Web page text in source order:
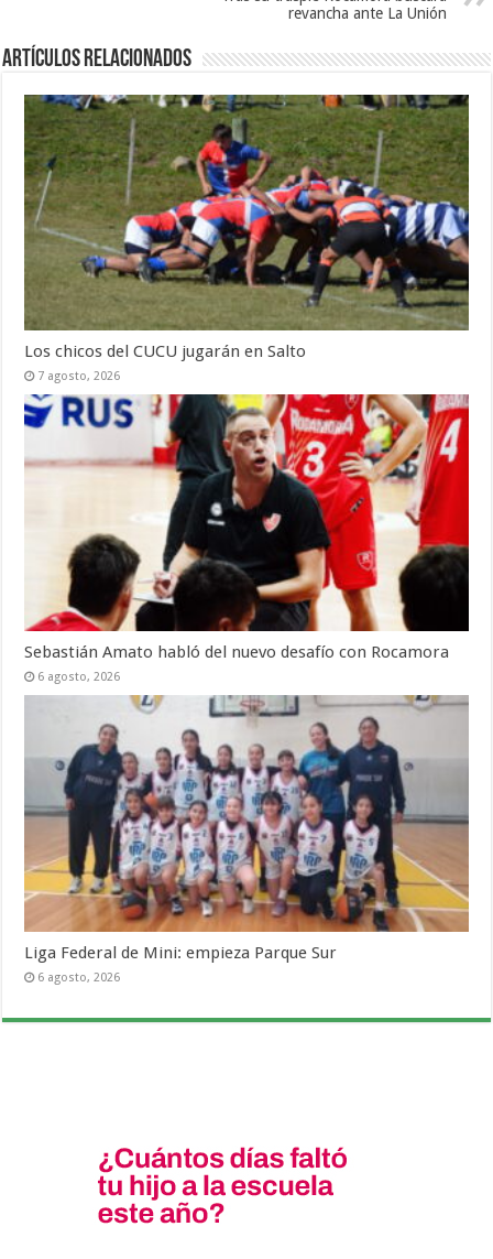
revancha ante La Unión
Artículos Relacionados
Los chicos del CUCU jugarán en Salto
7 agosto, 2026
Sebastián Amato habló del nuevo desafío con Rocamora
6 agosto, 2026
Liga Federal de Mini: empieza Parque Sur
6 agosto, 2026